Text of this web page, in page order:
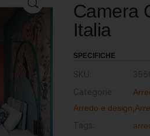
Camera
Italia
SPECIFICHE
Arredo e design